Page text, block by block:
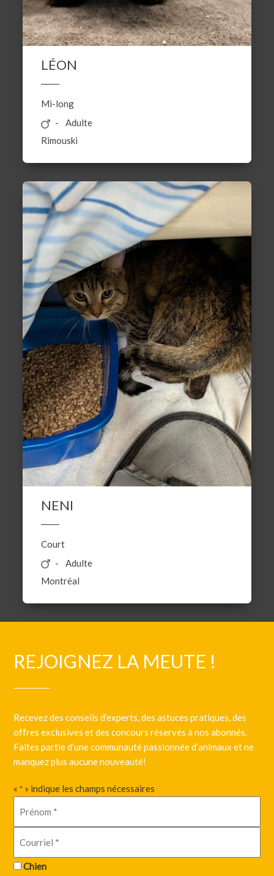
LÉON
Mi-long
Adulte
Rimouski
NENI
Court
Adulte
Montréal
REJOIGNEZ LA MEUTE !
Recevez des conseils d’experts, des astuces pratiques, des
offres exclusives et des concours réservés à nos abonnés.
Faites partie d’une communauté passionnée d’animaux et ne
manquez plus aucune nouveauté!
«* » indique les champs nécessaires
Chien